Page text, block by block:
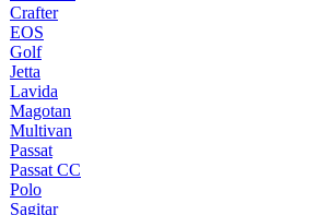
Crafter
EOS
Golf
Jetta
Lavida
Magotan
Multivan
Passat
Passat CC
Polo
Sagitar